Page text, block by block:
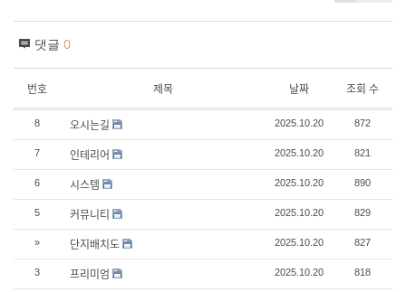
댓글 0
번호 제목 날짜 조회 수
8 오시는길 2025.10.20 872
7 인테리어 2025.10.20 821
6 시스템 2025.10.20 890
5 커뮤니티 2025.10.20 829
» 단지배치도 2025.10.20 827
3 프리미엄 2025.10.20 818